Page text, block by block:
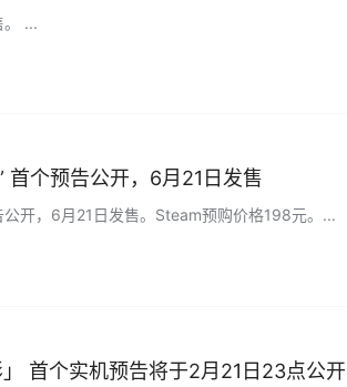
。 ​​​...
首个预告公开，6月21日发售
公开，6月21日发售。Steam预购价格198元。...
首个实机预告将于2月21日23点公开